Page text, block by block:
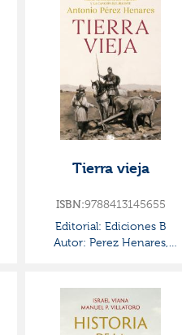
Tierra vieja
ISBN:9788413145655
Editorial: Ediciones B
Autor: Perez Henares,